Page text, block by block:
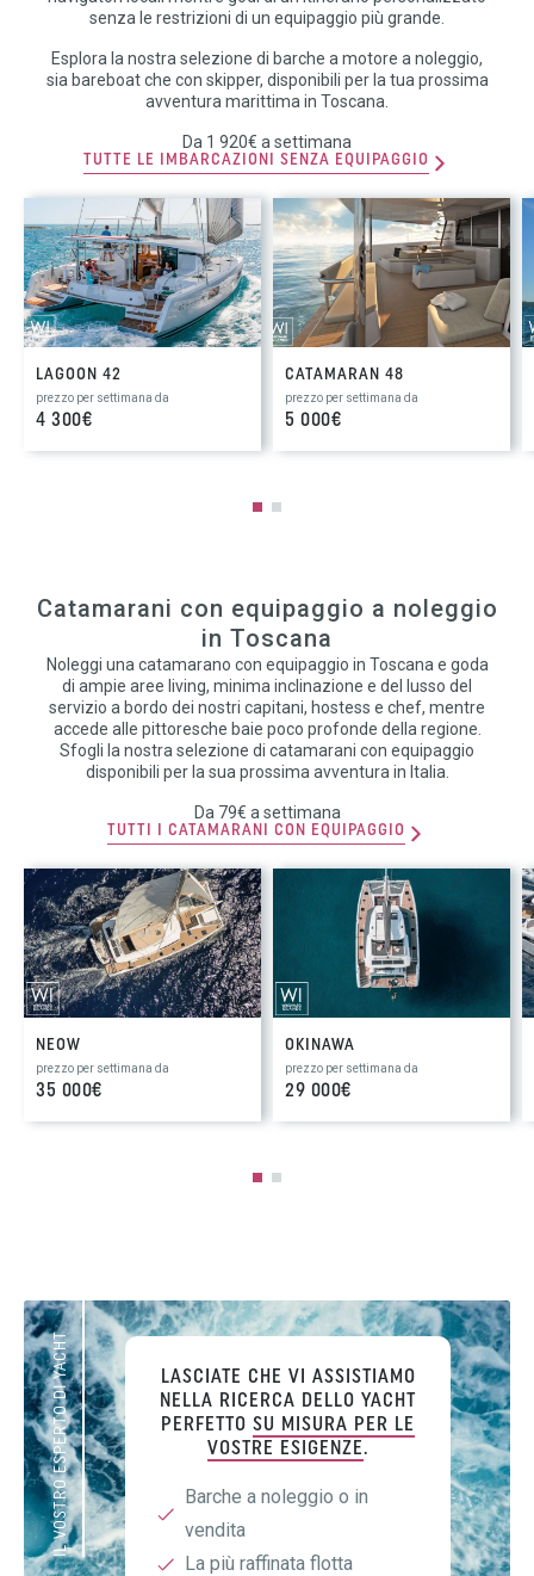
senza le restrizioni di un equipaggio più grande.
Esplora la nostra selezione di barche a motore a noleggio,
sia bareboat che con skipper, disponibili per la tua prossima
avventura marittima in Toscana.
Da 1 920€ a settimana
TUTTE LE IMBARCAZIONI SENZA EQUIPAGGIO
LAGOON 42
prezzo per settimana da
4 300€
CATAMARAN 48
prezzo per settimana da
5 000€
Catamarani con equipaggio a noleggio
in Toscana
Noleggi una catamarano con equipaggio in Toscana e goda
di ampie aree living, minima inclinazione e del lusso del
servizio a bordo dei nostri capitani, hostess e chef, mentre
accede alle pittoresche baie poco profonde della regione.
Sfogli la nostra selezione di catamarani con equipaggio
disponibili per la sua prossima avventura in Italia.
Da 79€ a settimana
TUTTI I CATAMARANI CON EQUIPAGGIO
NEOW
prezzo per settimana da
35 000€
OKINAWA
prezzo per settimana da
29 000€
IL VOSTRO ESPERTO DI YACHT
LASCIATE CHE VI ASSISTIAMO
NELLA RICERCA DELLO YACHT
PERFETTO SU MISURA PER LE
VOSTRE ESIGENZE.
Barche a noleggio o in
vendita
La più raffinata flotta